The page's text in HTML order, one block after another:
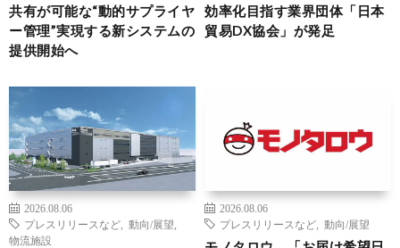
共有が可能な“動的サプライヤ
ー管理”実現する新システムの
提供開始へ
効率化目指す業界団体「日本
貿易DX協会」が発足
2026.08.06
プレスリリースなど
動向/展望
物流施設
2026.08.06
プレスリリースなど
動向/展望